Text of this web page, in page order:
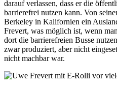
darauf verlassen, dass er die
barrierefrei nutzen kann. Von
Berkeley in Kalifornien ein
Frevert, was möglich ist, wenn
dort die barrierefreien Busse
zwar produziert, aber nicht
nicht machbar war.